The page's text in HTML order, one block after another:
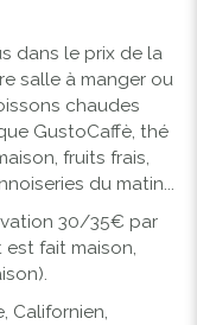
dans le prix de la
salle à manger ou
chaudes
GustoCaffè, thé
fruits frais,
du matin...
30/35€ par
fait maison,
Californien,